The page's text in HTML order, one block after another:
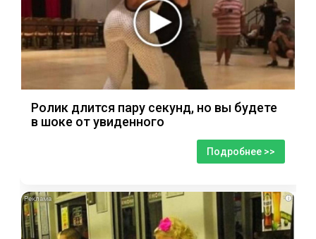
Ролик длится пару секунд, но вы будете
в шоке от увиденного
Подробнее >>
i